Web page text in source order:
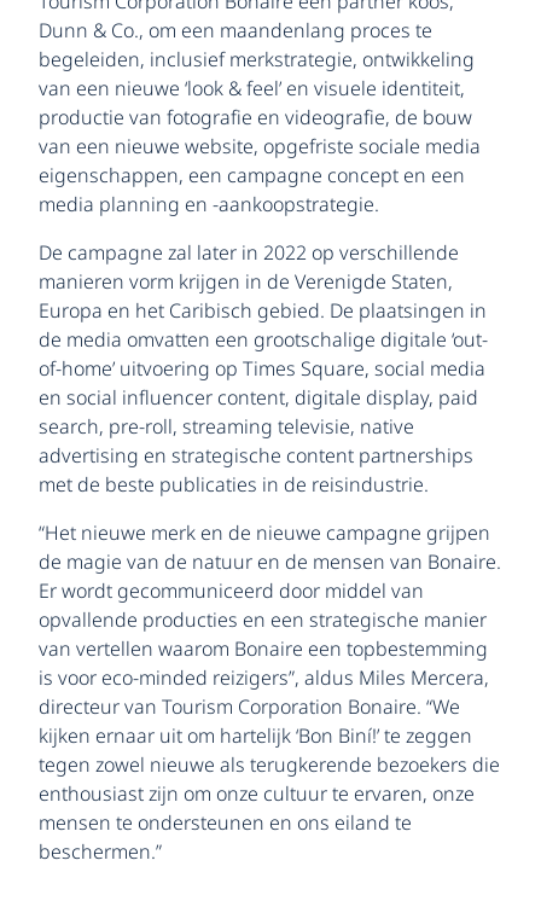
Dunn & Co., om een maandenlang proces te
begeleiden, inclusief merkstrategie, ontwikkeling
van een nieuwe ‘look & feel’ en visuele identiteit,
productie van fotografie en videografie, de bouw
van een nieuwe website, opgefriste sociale media
eigenschappen, een campagne concept en een
media planning en -aankoopstrategie.
De campagne zal later in 2022 op verschillende
manieren vorm krijgen in de Verenigde Staten,
Europa en het Caribisch gebied. De plaatsingen in
de media omvatten een grootschalige digitale ‘out-
of-home’ uitvoering op Times Square, social media
en social influencer content, digitale display, paid
search, pre-roll, streaming televisie, native
advertising en strategische content partnerships
met de beste publicaties in de reisindustrie.
“Het nieuwe merk en de nieuwe campagne grijpen
de magie van de natuur en de mensen van Bonaire.
Er wordt gecommuniceerd door middel van
opvallende producties en een strategische manier
van vertellen waarom Bonaire een topbestemming
is voor eco-minded reizigers”, aldus Miles Mercera,
directeur van Tourism Corporation Bonaire. “We
kijken ernaar uit om hartelijk ‘Bon Biní!’ te zeggen
tegen zowel nieuwe als terugkerende bezoekers die
enthousiast zijn om onze cultuur te ervaren, onze
mensen te ondersteunen en ons eiland te
beschermen.”